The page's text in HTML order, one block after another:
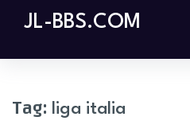
JL-BBS.COM
Tag: liga italia